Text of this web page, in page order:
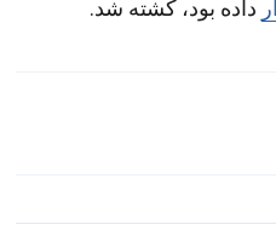
داده بود، کشته شد.